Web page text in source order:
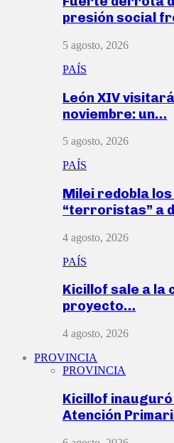
presión social
5 agosto, 2026
PAÍS
León XIV
noviembre: un…
5 agosto, 2026
PAÍS
Milei redobla
“terroristas” a
4 agosto, 2026
PAÍS
Kicillof sale a la
proyecto…
4 agosto, 2026
PROVINCIA
PROVINCIA
Kicillof inauguró
Atención